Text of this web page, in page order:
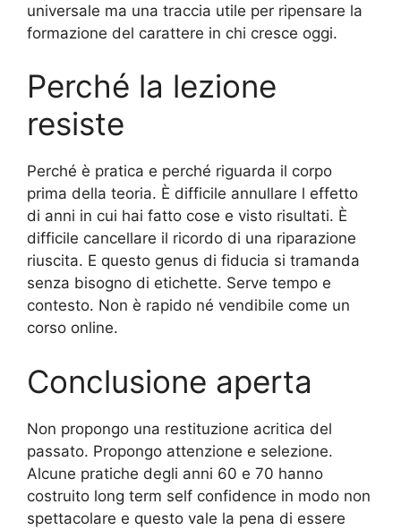
universale ma una traccia utile per ripensare la
formazione del carattere in chi cresce oggi.
Perché la lezione
resiste
Perché è pratica e perché riguarda il corpo
prima della teoria. È difficile annullare l effetto
di anni in cui hai fatto cose e visto risultati. È
difficile cancellare il ricordo di una riparazione
riuscita. E questo genus di fiducia si tramanda
senza bisogno di etichette. Serve tempo e
contesto. Non è rapido né vendibile come un
corso online.
Conclusione aperta
Non propongo una restituzione acritica del
passato. Propongo attenzione e selezione.
Alcune pratiche degli anni 60 e 70 hanno
costruito long term self confidence in modo non
spettacolare e questo vale la pena di essere